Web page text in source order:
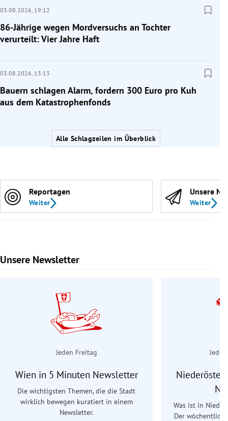
03.08.2026, 19:12
86-Jährige wegen Mordversuchs an Tochter
verurteilt: Vier Jahre Haft
03.08.2026, 13:13
Bauern schlagen Alarm, fordern 300 Euro pro Kuh
aus dem Katastrophenfonds
Alle Schlagzeilen im Überblick
Reportagen
Weiter
Unsere
Weiter
Unsere Newsletter
Slide 1 von 9
Jeden Freitag
Wien in 5 Minuten Newsletter
Die wichtigsten Themen, die die Stadt
wirklich bewegen kuratiert in einem
Newsletter.
Was ist in
Der